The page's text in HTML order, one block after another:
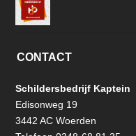
CONTACT
Schildersbedrijf Kaptein
Edisonweg 19
3442 AC Woerden